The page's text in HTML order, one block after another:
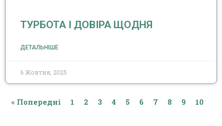
ТУРБОТА І ДОВІРА ЩОДНЯ
ДЕТАЛЬНІШЕ
6 Жовтня, 2025
« Попередні 1 2 3 4 5 6 7 8 9 10